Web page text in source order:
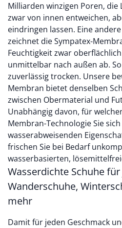
Milliarden winzigen Poren, die
zwar von innen entweichen,
eindringen lassen. Eine
zeichnet die Sympatex-
Feuchtigkeit zwar
unmittelbar nach außen ab.
zuverlässig trocken. Unsere
Membran bietet denselben
zwischen Obermaterial und
Unabhängig davon, für
Membran-Technologie Sie
wasserabweisenden
frischen Sie bei Bedarf
wasserbasierten,
Wasserdichte Schuhe
Wanderschuhe,
mehr
Damit für jeden Geschmack